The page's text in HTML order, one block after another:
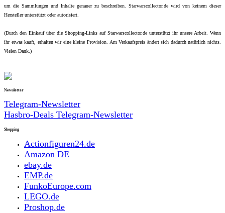
um die Sammlungen und Inhalte genauer zu beschreiben. Starwarscollector.de wird von keinem dieser
Hersteller unterstützt oder autorisiert.
(Durch den Einkauf über die Shopping-Links auf Starwarscollector.de unterstützt ihr unsere Arbeit. Wenn
ihr etwas kauft, erhalten wir eine kleine Provision. Am Verkaufspreis ändert sich dadurch natürlich nichts.
Vielen Dank.)
Newsletter
Telegram-Newsletter
Hasbro-Deals Telegram-Newsletter
Shopping
Actionfiguren24.de
Amazon DE
ebay.de
EMP.de
FunkoEurope.com
LEGO.de
Proshop.de